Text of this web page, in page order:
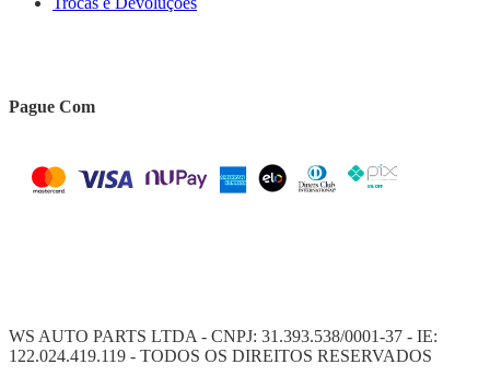
Pague Com
WS AUTO PARTS LTDA - CNPJ: 31.393.538/0001-37 - IE:
122.024.419.119 - TODOS OS DIREITOS RESERVADOS